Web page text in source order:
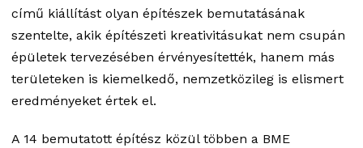
című kiállítást olyan építészek bemutatásának
szentelte, akik építészeti kreativitásukat nem csupán
épületek tervezésében érvényesítették, hanem más
területeken is kiemelkedő, nemzetközileg is elismert
eredményeket értek el.
A 14 bemutatott építész közül többen a BME